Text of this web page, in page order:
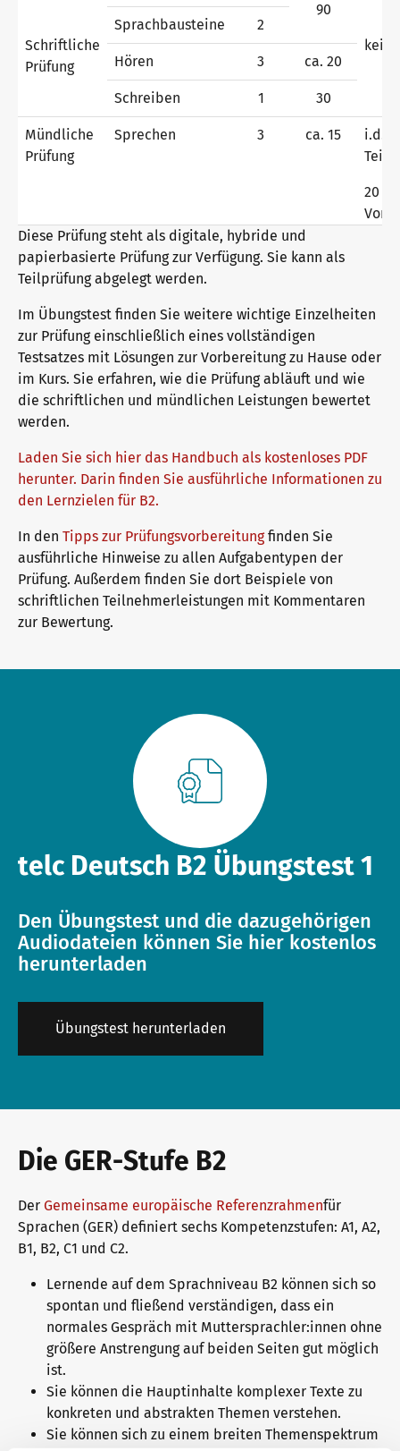
Verifikation von telc Zertifikaten
Sprachprüfungen: Support & FAQ
Deutsch für die Integration
Allgemeinsprachliches Deutsch
Deutsch für den Beruf
Deutschlernen mit telc Lehrwerken
Deutsch für die Hochschule
Verlagsprogramm: Support & FAQ
Trainingsangebote
Fortbildungen: Unterrichten
Qualifizierungen: Prüfen und Bewerten
Angebote für Deutschlernende
Inhouse-Veranstaltungen
ZQ BSK
Qualifikationsphasen
telc Campus
Wir sind telc
Die Zukunft spricht telc
telc in der Presse
Aktuelles
Karriere
Konferenzräume in Bad Homburg
Kontakt
ShopCampus TrainingCommunity
Schriftliche
Prüfung
90
Sprachbausteine 2
Hören 3 ca. 20
Schreiben 1 30
Mündliche
Prüfung
Sprechen 3 ca. 15
i.d.R.
20
Diese Prüfung steht als digitale, hybride und
papierbasierte Prüfung zur Verfügung. Sie kann als
Teilprüfung abgelegt werden.
Im Übungstest finden Sie weitere wichtige Einzelheiten
zur Prüfung einschließlich eines vollständigen
Testsatzes mit Lösungen zur Vorbereitung zu Hause oder
im Kurs. Sie erfahren, wie die Prüfung abläuft und wie
die schriftlichen und mündlichen Leistungen bewertet
werden.
Laden Sie sich hier das Handbuch als kostenloses PDF
herunter. Darin finden Sie ausführliche Informationen zu
den Lernzielen für B2.
In den Tipps zur Prüfungsvorbereitungfinden Sie
ausführliche Hinweise zu allen Aufgabentypen der
Prüfung. Außerdem finden Sie dort Beispiele von
schriftlichen Teilnehmerleistungen mit Kommentaren
zur Bewertung.
telc Deutsch B2 Übungstest 1
Den Übungstest und die dazugehörigen
Audiodateien können Sie hier kostenlos
herunterladen
Übungstest herunterladen
Die GER-Stufe B2
Der Gemeinsame europäische Referenzrahmenfür
Sprachen (GER) definiert sechs Kompetenzstufen: A1, A2,
B1, B2, C1 und C2.
Lernende auf dem Sprachniveau B2 können sich so
spontan und fließend verständigen, dass ein
normales Gespräch mit Muttersprachler:innen ohne
größere Anstrengung auf beiden Seiten gut möglich
ist.
Sie können die Hauptinhalte komplexer Texte zu
konkreten und abstrakten Themen verstehen.
Sie können sich zu einem breiten Themenspektrum